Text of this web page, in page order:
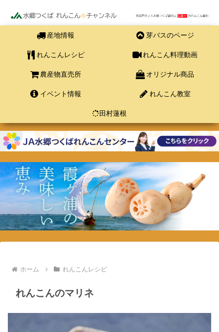
産地情報 芽バスのページ
れんこんレシピ れんこん料理動画
農産物直売所 オリジナル商品
イベント情報 れんこん教室
田村蓮根
ホーム れんこんレシピ
れんこんのマリネ